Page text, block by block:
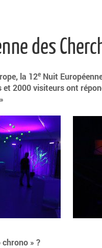
des
la 12e Nuit
2000 visiteurs ont
» ?